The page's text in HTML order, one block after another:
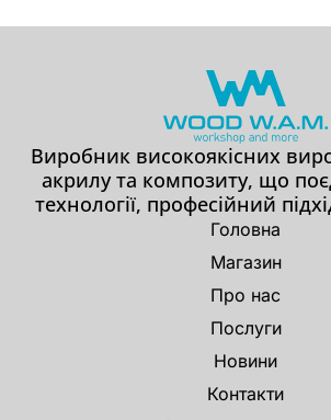
Виробник високоякісних
акрилу та композиту, що
технології, професійний
Головна
Магазин
Про нас
Послуги
Новини
Контакти